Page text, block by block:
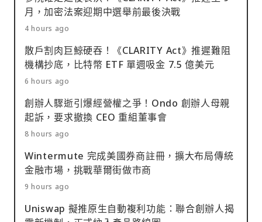
月，加密法案迎期中選舉前最後決戰
4 hours ago
散戶割肉巨鯨硬吞！《CLARITY Act》推遲難阻
機構抄底，比特幣 ETF 單週吸金 7.5 億美元
6 hours ago
創辦人驟逝引爆經營權之爭！Ondo 創辦人母親
起訴，要求撤換 CEO 重組董事會
8 hours ago
Wintermute 完成美國券商註冊，擴大布局傳統
金融市場，挑戰華爾街做市商
9 hours ago
Uniswap 擬推原生自動複利功能：聯合創辦人揭